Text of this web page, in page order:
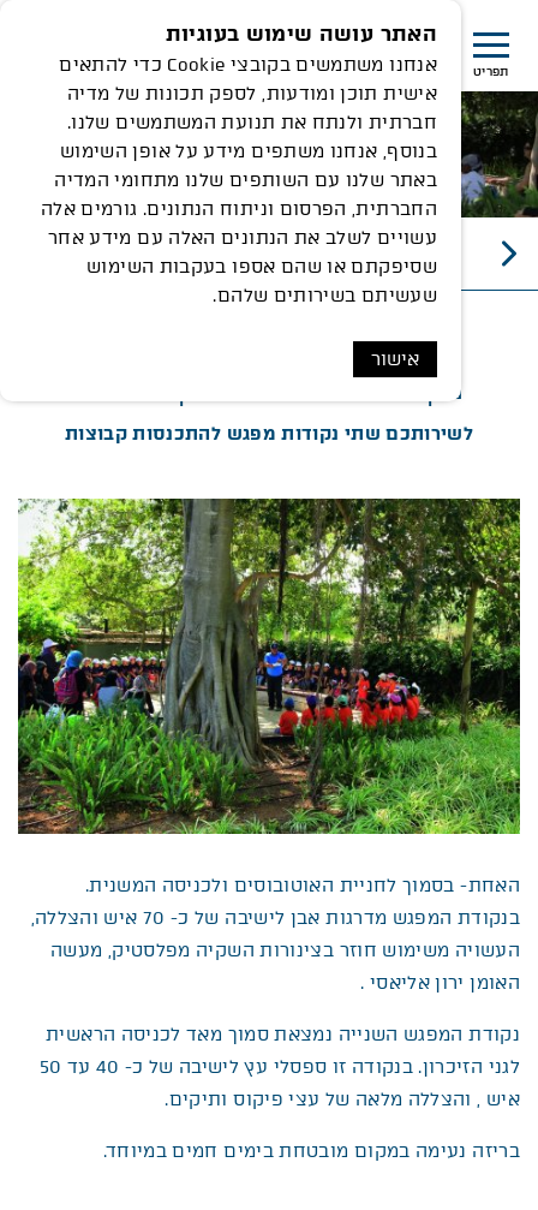
תפריט
נקודות מפגש לקבוצות
לשירותכם שתי נקודות מפגש להתכנסות קבוצות
האחת- בסמוך לחניית האוטובוסים ולכניסה המשנית.
בנקודת המפגש מדרגות אבן לישיבה של כ- 70 איש והצללה,
העשויה משימוש חוזר בצינורות השקיה מפלסטיק, מעשה
האומן ירון אליאסי .
נקודת המפגש השנייה נמצאת סמוך מאד לכניסה הראשית
לגני הזיכרון. בנקודה זו ספסלי עץ לישיבה של כ- 40 עד 50
איש , והצללה מלאה של עצי פיקוס ותיקים.
בריזה נעימה במקום מובטחת בימים חמים במיוחד.
האתר עושה שימוש בעוגיות
אנחנו משתמשים בקובצי Cookie כדי להתאים
אישית תוכן ומודעות, לספק תכונות של מדיה
חברתית ולנתח את תנועת המשתמשים שלנו.
בנוסף, אנחנו משתפים מידע על אופן השימוש
באתר שלנו עם השותפים שלנו מתחומי המדיה
החברתית, הפרסום וניתוח הנתונים. גורמים אלה
עשויים לשלב את הנתונים האלה עם מידע אחר
שסיפקתם או שהם אספו בעקבות השימוש
שעשיתם בשירותים שלהם.
אישור